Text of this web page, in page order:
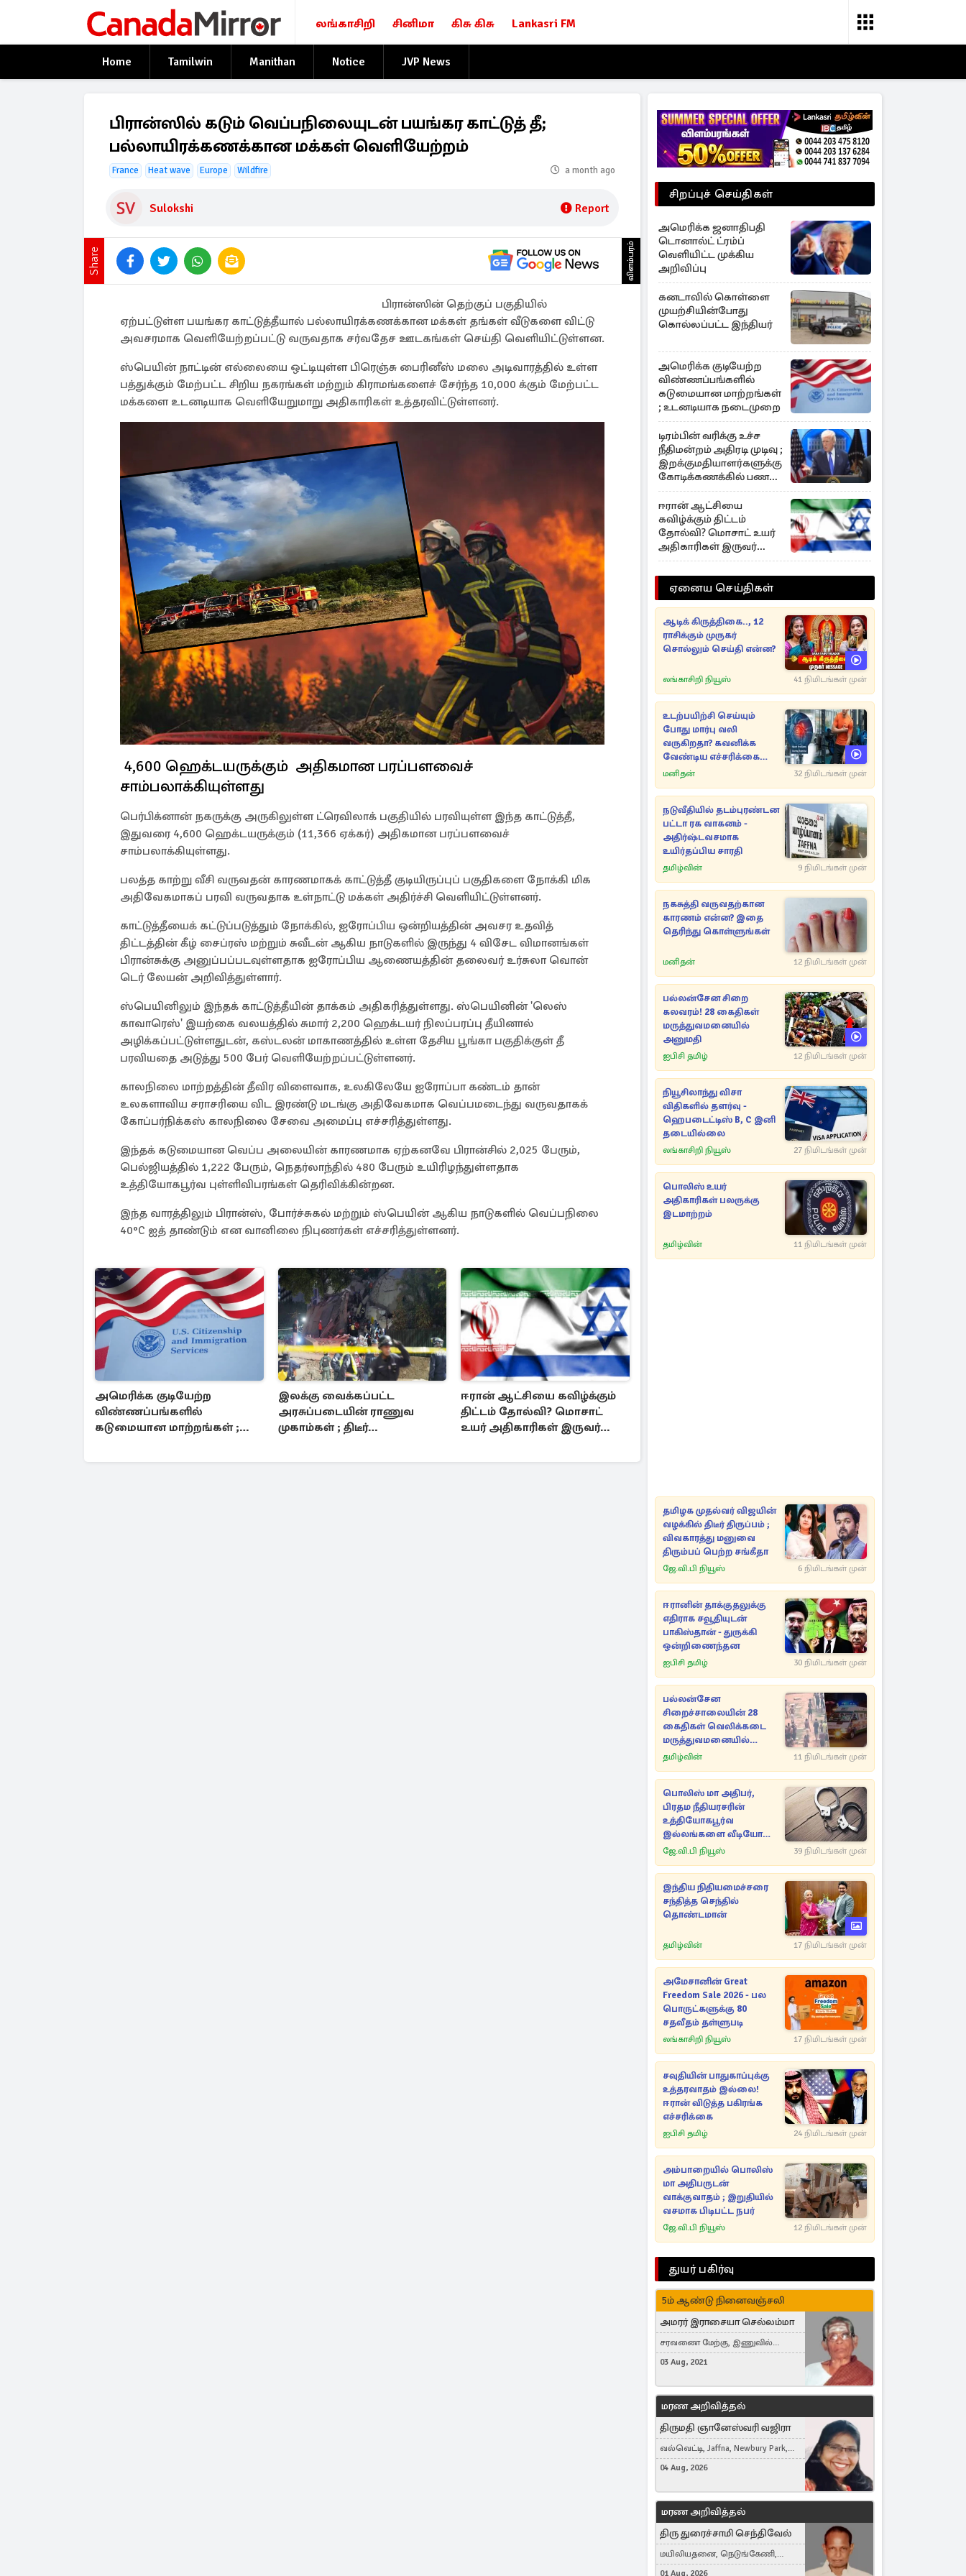
லங்காசிறி சினிமா கிசு கிசு Lankasri FM
Home Tamilwin Manithan Notice JVP News
பிரான்ஸில் கடும் வெப்பநிலையுடன் பயங்கர காட்டுத் தீ;
பல்லாயிரக்கணக்கான மக்கள் வெளியேற்றம்
France Heat wave Europe Wildfire a month ago
Sulokshi Report
Share விளம்பரம்
பிரான்ஸின் தெற்குப் பகுதியில்
ஏற்பட்டுள்ள பயங்கர காட்டுத்தீயால் பல்லாயிரக்கணக்கான மக்கள் தங்கள் வீடுகளை விட்டு
அவசரமாக வெளியேற்றப்பட்டு வருவதாக சர்வதேச ஊடகங்கள் செய்தி வெளியிட்டுள்ளன.
ஸ்பெயின் நாட்டின் எல்லையை ஒட்டியுள்ள பிரெஞ்சு பைரினீஸ் மலை அடிவாரத்தில் உள்ள
பத்துக்கும் மேற்பட்ட சிறிய நகரங்கள் மற்றும் கிராமங்களைச் சேர்ந்த 10,000 க்கும் மேற்பட்ட
மக்களை உடனடியாக வெளியேறுமாறு அதிகாரிகள் உத்தரவிட்டுள்ளனர்.
4,600 ஹெக்டயருக்கும் அதிகமான பரப்பளவைச்
சாம்பலாக்கியுள்ளது
பெர்பிக்னான் நகருக்கு அருகிலுள்ள ட்ரெவிலாக் பகுதியில் பரவியுள்ள இந்த காட்டுத்தீ,
இதுவரை 4,600 ஹெக்டயருக்கும் (11,366 ஏக்கர்) அதிகமான பரப்பளவைச்
சாம்பலாக்கியுள்ளது.
பலத்த காற்று வீசி வருவதன் காரணமாகக் காட்டுத்தீ குடியிருப்புப் பகுதிகளை நோக்கி மிக
அதிவேகமாகப் பரவி வருவதாக உள்நாட்டு மக்கள் அதிர்ச்சி வெளியிட்டுள்ளனர்.
காட்டுத்தீயைக் கட்டுப்படுத்தும் நோக்கில், ஐரோப்பிய ஒன்றியத்தின் அவசர உதவித்
திட்டத்தின் கீழ் சைப்ரஸ் மற்றும் சுவீடன் ஆகிய நாடுகளில் இருந்து 4 விசேட விமானங்கள்
பிரான்சுக்கு அனுப்பப்படவுள்ளதாக ஐரோப்பிய ஆணையத்தின் தலைவர் உர்சுலா வொன்
டெர் லேயன் அறிவித்துள்ளார்.
ஸ்பெயினிலும் இந்தக் காட்டுத்தீயின் தாக்கம் அதிகரித்துள்ளது. ஸ்பெயினின் 'லெஸ்
காவாரெஸ்' இயற்கை வலயத்தில் சுமார் 2,200 ஹெக்டயர் நிலப்பரப்பு தீயினால்
அழிக்கப்பட்டுள்ளதுடன், கஸ்டலன் மாகாணத்தில் உள்ள தேசிய பூங்கா பகுதிக்குள் தீ
பரவியதை அடுத்து 500 பேர் வெளியேற்றப்பட்டுள்ளனர்.
காலநிலை மாற்றத்தின் தீவிர விளைவாக, உலகிலேயே ஐரோப்பா கண்டம் தான்
உலகளாவிய சராசரியை விட இரண்டு மடங்கு அதிவேகமாக வெப்பமடைந்து வருவதாகக்
கோப்பர்நிக்கஸ் காலநிலை சேவை அமைப்பு எச்சரித்துள்ளது.
இந்தக் கடுமையான வெப்ப அலையின் காரணமாக ஏற்கனவே பிரான்சில் 2,025 பேரும்,
பெல்ஜியத்தில் 1,222 பேரும், நெதர்லாந்தில் 480 பேரும் உயிரிழந்துள்ளதாக
உத்தியோகபூர்வ புள்ளிவிபரங்கள் தெரிவிக்கின்றன.
இந்த வாரத்திலும் பிரான்ஸ், போர்ச்சுகல் மற்றும் ஸ்பெயின் ஆகிய நாடுகளில் வெப்பநிலை
40°C ஐத் தாண்டும் என வானிலை நிபுணர்கள் எச்சரித்துள்ளனர்.
அமெரிக்க குடியேற்ற
விண்ணப்பங்களில்
கடுமையான மாற்றங்கள் ;
இலக்கு வைக்கப்பட்ட
அரசுப்படையின் ராணுவ
முகாம்கள் ; திடீர்
உயிர்கள்
ஈரான் ஆட்சியை கவிழ்க்கும்
திட்டம் தோல்வி? மொசாட்
உயர் அதிகாரிகள் இருவர்
சிறப்புச் செய்திகள்
அமெரிக்க ஜனாதிபதி
டொனால்ட் ட்ரம்ப்
வெளியிட்ட முக்கிய
அறிவிப்பு
கனடாவில் கொள்ளை
முயற்சியின்போது
கொல்லப்பட்ட இந்தியர்
அமெரிக்க குடியேற்ற
விண்ணப்பங்களில்
கடுமையான மாற்றங்கள்
; உடனடியாக நடைமுறை
டிரம்பின் வரிக்கு உச்ச
நீதிமன்றம் அதிரடி முடிவு ;
இறக்குமதியாளர்களுக்கு
கோடிக்கணக்கில் பணம்
மீள்கொடை
ஈரான் ஆட்சியை
கவிழ்க்கும் திட்டம்
தோல்வி? மொசாட் உயர்
அதிகாரிகள் இருவர்
நீக்கம்
ஏனைய செய்திகள்
ஆடிக் கிருத்திகை.., 12
ராசிக்கும் முருகர்
சொல்லும் செய்தி என்ன?
லங்காசிறி நியூஸ் 41 நிமிடங்கள் முன்
உடற்பயிற்சி செய்யும்
போது மார்பு வலி
வருகிறதா? கவனிக்க
வேண்டிய எச்சரிக்கை
அறிகுறிகள்
மனிதன் 32 நிமிடங்கள் முன்
நடுவீதியில் தடம்புரண்டன
பட்டா ரக வாகனம் -
அதிர்ஷ்டவசமாக
உயிர்தப்பிய சாரதி
தமிழ்வின் 9 நிமிடங்கள் முன்
நகசுத்தி வருவதற்கான
காரணம் என்ன? இதை
தெரிந்து கொள்ளுங்கள்
மனிதன் 12 நிமிடங்கள் முன்
பல்லன்சேன சிறை
கலவரம்! 28 கைதிகள்
மருத்துவமனையில்
அனுமதி
ஐபிசி தமிழ் 12 நிமிடங்கள் முன்
நியூசிலாந்து விசா
விதிகளில் தளர்வு -
ஹெபடைட்டிஸ் B, C இனி
தடையில்லை
லங்காசிறி நியூஸ் 27 நிமிடங்கள் முன்
பொலிஸ் உயர்
அதிகாரிகள் பலருக்கு
இடமாற்றம்
தமிழ்வின் 11 நிமிடங்கள் முன்
தமிழக முதல்வர் விஜயின்
வழக்கில் திடீர் திருப்பம் ;
விவகாரத்து மனுவை
திரும்பப் பெற்ற சங்கீதா
ஜே.வி.பி நியூஸ் 6 நிமிடங்கள் முன்
ஈரானின் தாக்குதலுக்கு
எதிராக சவூதியுடன்
பாகிஸ்தான் - துருக்கி
ஒன்றிணைந்தன
ஐபிசி தமிழ் 30 நிமிடங்கள் முன்
பல்லன்சேன
சிறைச்சாலையின் 28
கைதிகள் வெலிக்கடை
மருத்துவமனையில்
அனுமதி
தமிழ்வின் 11 நிமிடங்கள் முன்
பொலிஸ் மா அதிபர்,
பிரதம நீதியரசரின்
உத்தியோகபூர்வ
இல்லங்களை வீடியோ
பதிவு செய்தவர் கைது
ஜே.வி.பி நியூஸ் 39 நிமிடங்கள் முன்
இந்திய நிதியமைச்சரை
சந்தித்த செந்தில்
தொண்டமான்
தமிழ்வின் 17 நிமிடங்கள் முன்
அமேசானின் Great
Freedom Sale 2026 - பல
பொருட்களுக்கு 80
சதவீதம் தள்ளுபடி
லங்காசிறி நியூஸ் 17 நிமிடங்கள் முன்
சவுதியின் பாதுகாப்புக்கு
உத்தரவாதம் இல்லை!
ஈரான் விடுத்த பகிரங்க
எச்சரிக்கை
ஐபிசி தமிழ் 24 நிமிடங்கள் முன்
அம்பாறையில் பொலிஸ்
மா அதிபருடன்
வாக்குவாதம் ; இறுதியில்
வசமாக பிடிபட்ட நபர்
ஜே.வி.பி நியூஸ் 12 நிமிடங்கள் முன்
துயர் பகிர்வு
5ம் ஆண்டு நினைவஞ்சலி
அமரர் இராசையா செல்லம்மா
சரவணை மேற்கு, இணுவில்
கிழக்கு
03 Aug, 2021
மரண அறிவித்தல்
திருமதி ஞானேஸ்வரி வஜிரா
வல்வெட்டி, Jaffna, Newbury Park,
United Kingdom
04 Aug, 2026
மரண அறிவித்தல்
திரு துரைச்சாமி செந்திவேல்
மயிலியதனை, நெடுங்கேணி,
கம்பர்மலை
01 Aug, 2026